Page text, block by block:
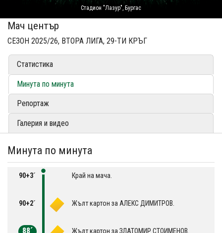
ЗА ФЕНОВЕ
Стадион "Лазур", Бургас
Мач център
СЕЗОН 2025/26, ВТОРА ЛИГА, 29-ТИ КРЪГ
Статистика
Минута по минута
Репортаж
Галерия и видео
Минута по минута
90+3´ Край на мача.
90+2´ Жълт картон за АЛЕКС ДИМИТРОВ.
88´ Жълт картон за ЗЛАТОМИР СТОИМЕНОВ.